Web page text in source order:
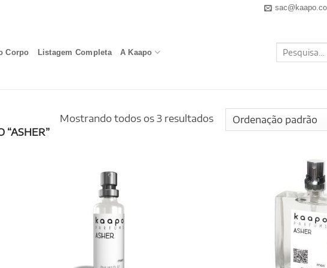
Corpo Listagem Completa A Kaapo
Pesquisar
por:
“ASHER”
Mostrando todos os 3 resultados